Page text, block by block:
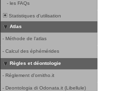
- les FAQs
Statistiques d'utilisation
Atlas
- Méthode de l'atlas
- Calcul des éphémérides
Règles et déontologie
- Réglement d'ornitho.it
- Deontologia di Odonata.it (Libellule)